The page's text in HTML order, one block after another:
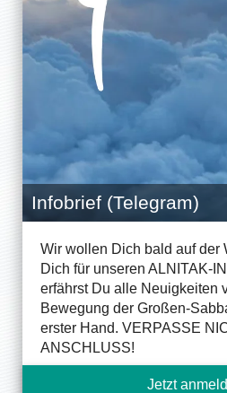
Infobrief (Telegram)
Wir wollen Dich bald auf der
Dich für unseren ALNITAK-
erfährst Du alle Neuigkeiten
Bewegung der Großen-
erster Hand. VERPASSE
ANSCHLUSS!
Jetzt